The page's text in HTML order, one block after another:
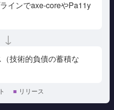
インでaxe-coreやPa11y
↓
技術的負債の蓄積な
■ リリース